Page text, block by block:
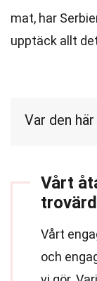
mat, har
upptäck allt
Var den
Vårt
Vårt
och